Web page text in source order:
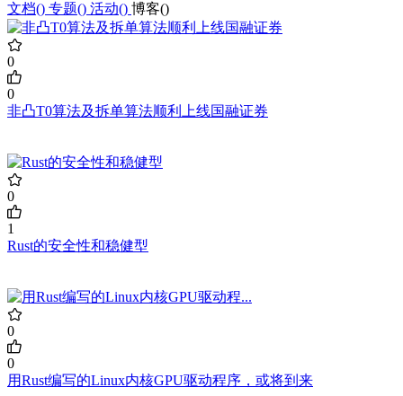
文档() 专题() 活动() 博客()
0
0
非凸T0算法及拆单算法顺利上线国融证券
0
1
Rust的安全性和稳健型
0
0
用Rust编写的Linux内核GPU驱动程序，或将到来